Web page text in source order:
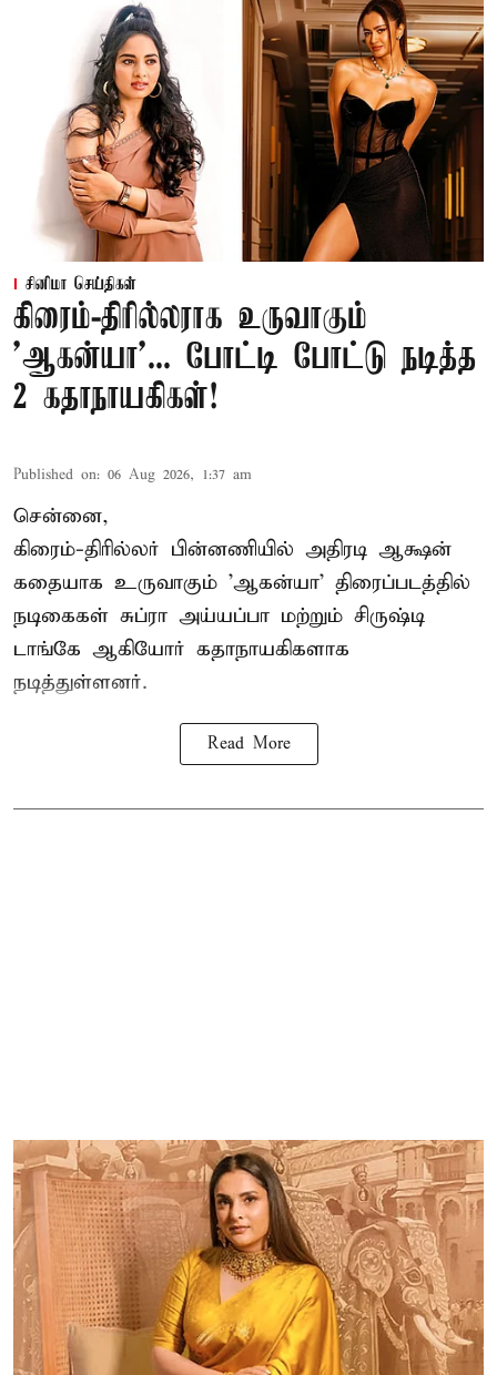
சினிமா செய்திகள்
கிரைம்-திரில்லராக உருவாகும்
'ஆகன்யா'... போட்டி போட்டு நடித்த
2 கதாநாயகிகள்!
Published on: 06 Aug 2026, 1:37 am
சென்னை,
கிரைம்-திரில்லர் பின்னணியில் அதிரடி ஆக்ஷன்
கதையாக உருவாகும் 'ஆகன்யா' திரைப்படத்தில்
நடிகைகள் சுப்ரா அய்யப்பா மற்றும் சிருஷ்டி
டாங்கே ஆகியோர் கதாநாயகிகளாக
நடித்துள்ளனர்.
Read More